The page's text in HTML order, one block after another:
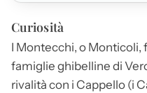
Curiosità
I Montecchi, o Monticoli,
famiglie ghibelline di
rivalità con i Cappello (i